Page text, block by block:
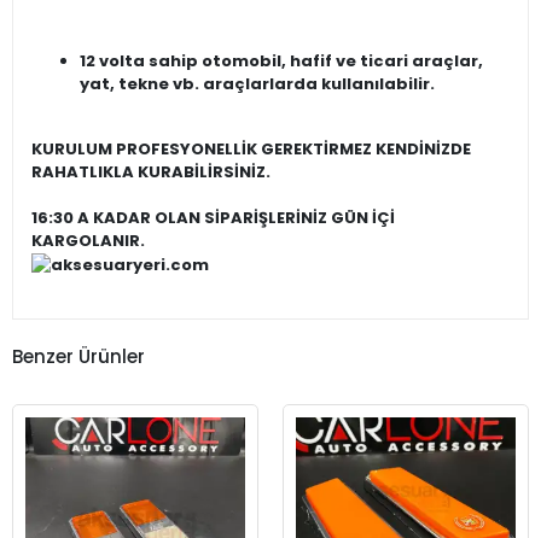
12 volta sahip otomobil, hafif ve ticari araçlar,
yat, tekne vb. araçlarlarda kullanılabilir.
KURULUM PROFESYONELLİK GEREKTİRMEZ KENDİNİZDE
RAHATLIKLA KURABİLİRSİNİZ.
16:30 A KADAR OLAN SİPARİŞLERİNİZ GÜN İÇİ
KARGOLANIR.
Benzer Ürünler